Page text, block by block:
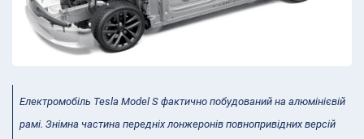
Електромобіль Tesla Model S фактично побудований на алюмінієвій
рамі. Знімна частина передніх лонжеронів повнопривідних версій